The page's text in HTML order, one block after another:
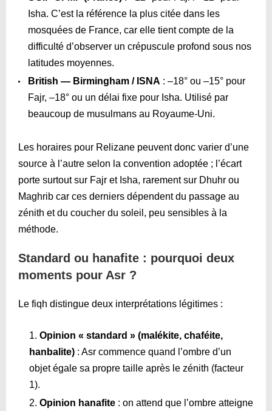
Isha. C’est la référence la plus citée dans les
mosquées de France, car elle tient compte de la
difficulté d’observer un crépuscule profond sous nos
latitudes moyennes.
British — Birmingham / ISNA : –18° ou –15° pour
Fajr, –18° ou un délai fixe pour Isha. Utilisé par
beaucoup de musulmans au Royaume-Uni.
Les horaires pour Relizane peuvent donc varier d’une
source à l’autre selon la convention adoptée ; l’écart
porte surtout sur Fajr et Isha, rarement sur Dhuhr ou
Maghrib car ces derniers dépendent du passage au
zénith et du coucher du soleil, peu sensibles à la
méthode.
Standard ou hanafite : pourquoi deux
moments pour Asr ?
Le fiqh distingue deux interprétations légitimes :
Opinion « standard » (malékite, chaféite,
hanbalite) : Asr commence quand l’ombre d’un
objet égale sa propre taille après le zénith (facteur
1).
Opinion hanafite : on attend que l’ombre atteigne